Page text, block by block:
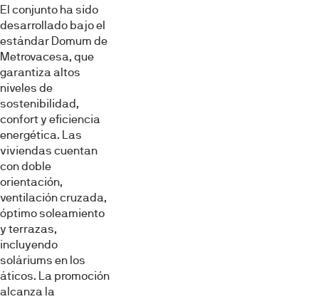
El conjunto ha sido
desarrollado bajo el
estándar Domum de
Metrovacesa, que
garantiza altos
niveles de
sostenibilidad,
confort y eficiencia
energética. Las
viviendas cuentan
con doble
orientación,
ventilación cruzada,
óptimo soleamiento
y terrazas,
incluyendo
soláriums en los
áticos. La promoción
alcanza la